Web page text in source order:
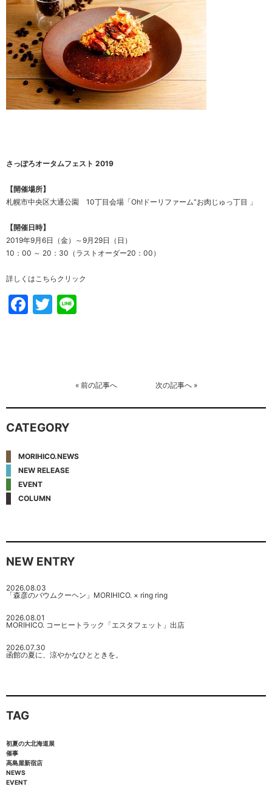
さっぽろオータムフェスト 2019
【開催場所】
札幌市中央区大通公園 10丁目会場「Oh!ドーリファーム“お肉じゅっ丁目 」
【開催日時】
2019年9月6日（金）～9月29日（日）
10：00 ～ 20：30（ラストオーダー20：00）
詳しくはこちら クリック
Facebook
Twitter
« 前の記事へ 次の記事へ»
CATEGORY
MORIHICO.NEWS
NEW RELEASE
EVENT
COLUMN
NEW ENTRY
2026.08.03
「森彦のバウムクーヘン」MORIHICO. × ring ring
2026.08.01
MORIHICO. コーヒートラック「エスタフェット」出店
2026.07.30
函館の夏に、涼やかなひとときを。
TAG
初夏の大北海道展
催事
高島屋新宿店
NEWS
EVENT